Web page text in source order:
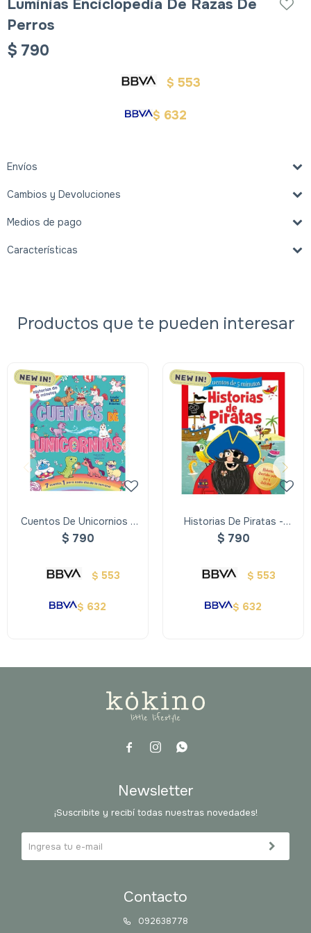
Luminias Enciclopedia De Razas De
Perros
$ 790
$ 553
$ 632
Envíos
Cambios y Devoluciones
Medios de pago
Características
Productos que te pueden interesar
Cuentos De Unicornios -
Historias De 5 Minutos
$ 790
$ 553
$ 632
Historias De Piratas -
Cuentos De 5 Minutos
$ 790
$ 553
$ 632
  
Contacto
092638778
Newsletter
¡Suscribite y recibí todas nuestras novedades!